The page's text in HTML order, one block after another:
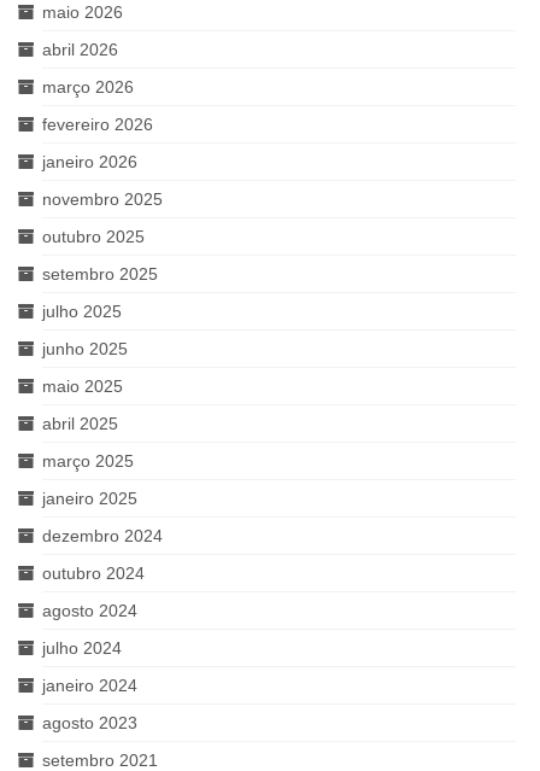
maio 2026
abril 2026
março 2026
fevereiro 2026
janeiro 2026
novembro 2025
outubro 2025
setembro 2025
julho 2025
junho 2025
maio 2025
abril 2025
março 2025
janeiro 2025
dezembro 2024
outubro 2024
agosto 2024
julho 2024
janeiro 2024
agosto 2023
setembro 2021